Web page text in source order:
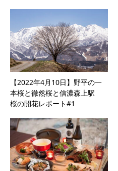
【2022年4月10日】野平の一
本桜と徹然桜と信濃森上駅
桜の開花レポート#1